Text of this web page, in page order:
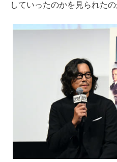
していったのかを見られた